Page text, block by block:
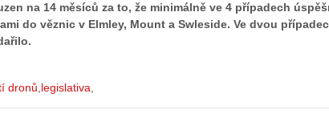
na 14 měsíců za to, že minimálně ve 4 případech
do věznic v Elmley, Mount a Swleside. Ve dvou
dronů legislativa
Z
h
r
á